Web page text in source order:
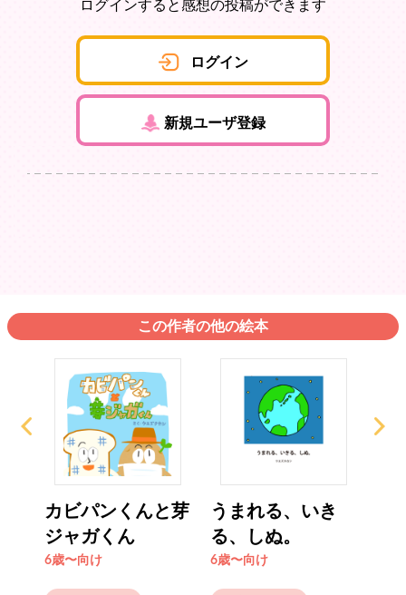
ログインすると感想の投稿ができます
ログイン
新規ユーザ登録
この作者の他の絵本
カビパンくんと芽
ジャガくん
6歳〜向け
うまれる、いき
る、しぬ。
6歳〜向け